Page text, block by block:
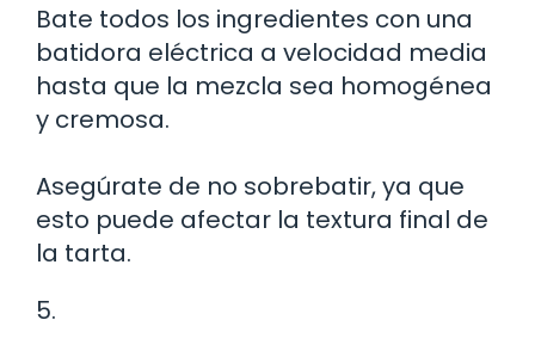
Bate todos los ingredientes con una
batidora eléctrica a velocidad media
hasta que la mezcla sea homogénea
y cremosa.
Asegúrate de no sobrebatir, ya que
esto puede afectar la textura final de
la tarta.
5.